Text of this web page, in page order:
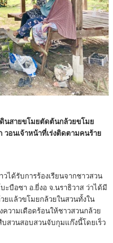
นสายขโมยตัดต้นกล้วยขโมย
วอนเจ้าหน้าที่เร่งติดตามคนร้าย
ได้รับการร้องเรียนจากชาวสวน
บือซา อ.ยี่งอ จ.นราธิวาส ว่าได้มี
ยแล้วขโมยกล้วยในสวนทั้งใน
ความเดือดร้อนให้ชาวสวนกล้วย
สวนสอบสวนจับกุมแก๊งนี้โดยเร็ว